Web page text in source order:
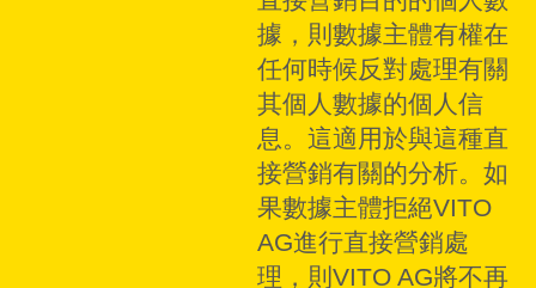
據，則數據主體有權在
任何時候反對處理有關
其個人數據的個人信
息。這適用於與這種直
接營銷有關的分析。如
果數據主體拒絕VITO
AG進行直接營銷處
理，則VITO AG將不再